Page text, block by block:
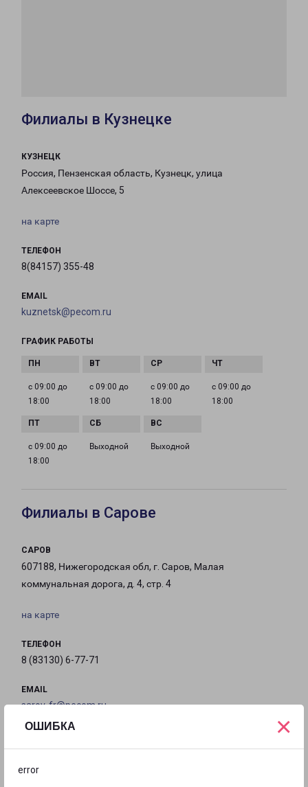
ОШИБКА
error
×
Филиалы в Кузнецке
КУЗНЕЦК
Россия, Пензенская область, Кузнецк, улица
Алексеевское Шоссе, 5
на карте
ТЕЛЕФОН
8(84157) 355-48
EMAIL
kuznetsk@pecom.ru
ГРАФИК РАБОТЫ
с 09:00 до
18:00
с 09:00 до
18:00
с 09:00 до
18:00
с 09:00 до
18:00
с 09:00 до
18:00
Выходной Выходной
Филиалы в Сарове
САРОВ
607188, Нижегородская обл, г. Саров, Малая
коммунальная дорога, д. 4, стр. 4
на карте
ТЕЛЕФОН
8 (83130) 6-77-71
EMAIL
sarov-fr@pecom.ru